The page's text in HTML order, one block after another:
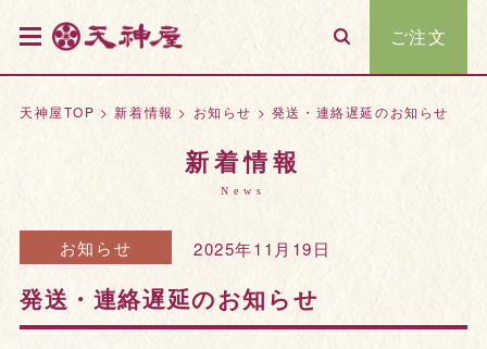
ご注文
天神屋TOP >新着情報 > お知らせ > 発送・連絡遅延のお知らせ
新着情報
News
お知らせ 2025年11月19日
発送・連絡遅延のお知らせ